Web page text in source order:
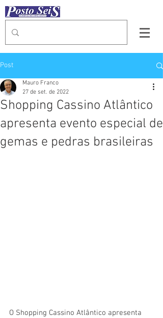
Post
Shopping Cassino Atlântico
apresenta evento especial de
gemas e pedras brasileiras
Mauro Franco
27 de set. de 2022
O Shopping Cassino Atlântico apresenta